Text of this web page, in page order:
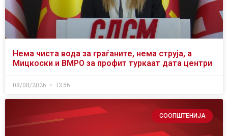
Нема чиста вода за граѓаните, нема струја, а
Мицкоски и ВМРО за профит туркаат дата центри
08/08/2026 12:56
СООПШТЕНИЈА